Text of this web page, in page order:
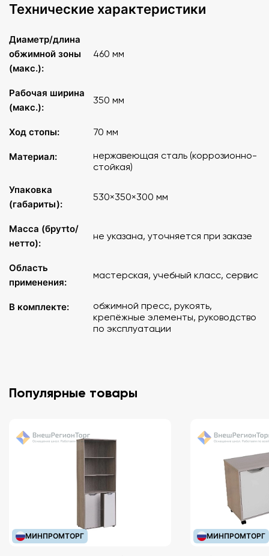
Технические характеристики
Диаметр/длина
обжимной зоны
(макс.):
460 мм
Рабочая ширина
(макс.):
350 мм
Ход стопы: 70 мм
Материал:
нержавеющая сталь (коррозионно-
стойкая)
Упаковка
(габариты):
530×350×300 мм
Масса (брутto/
нетто):
не указана, уточняется при заказе
Область
применения:
мастерская, учебный класс, сервис
В комплекте:
обжимной пресс, рукоять,
крепёжные элементы, руководство
по эксплуатации
Популярные товары
МИНПРОМТОРГ МИНПРОМТОРГ